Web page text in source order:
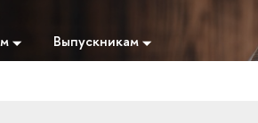
Выпускникам